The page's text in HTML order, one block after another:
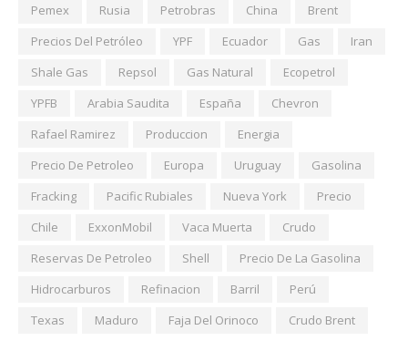
Pemex
Rusia Petrobras China
Brent
Precios Del Petróleo
YPF Ecuador Gas
Iran
Shale Gas
Repsol Gas Natural
Ecopetrol
YPFB
Arabia Saudita España
Chevron
Rafael Ramirez
Produccion
Energia
Precio De Petroleo
Europa Uruguay
Gasolina
Fracking
Pacific Rubiales Nueva York
Precio
Chile
ExxonMobil Vaca Muerta
Crudo
Reservas De Petroleo
Shell
Precio De La Gasolina
Hidrocarburos
Refinacion Barril
Perú
Texas
Maduro Faja Del Orinoco Crudo Brent